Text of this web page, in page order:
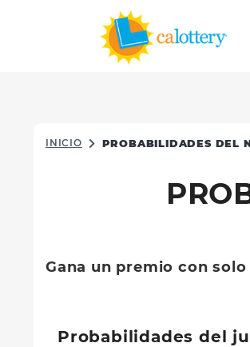
INICIO PROBABILIDADES DEL
Gana un premio con
Probabilidades del